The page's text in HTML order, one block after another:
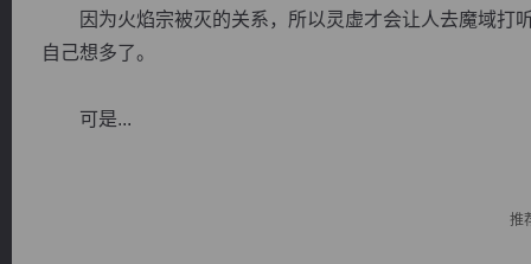
因为火焰宗被灭的关系，所以灵虚才会让人去魔域打
自己想多了。
可是...
推